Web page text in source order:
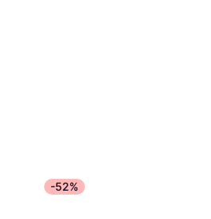
Favorit Firelighters
Anzündwürfel
-52%